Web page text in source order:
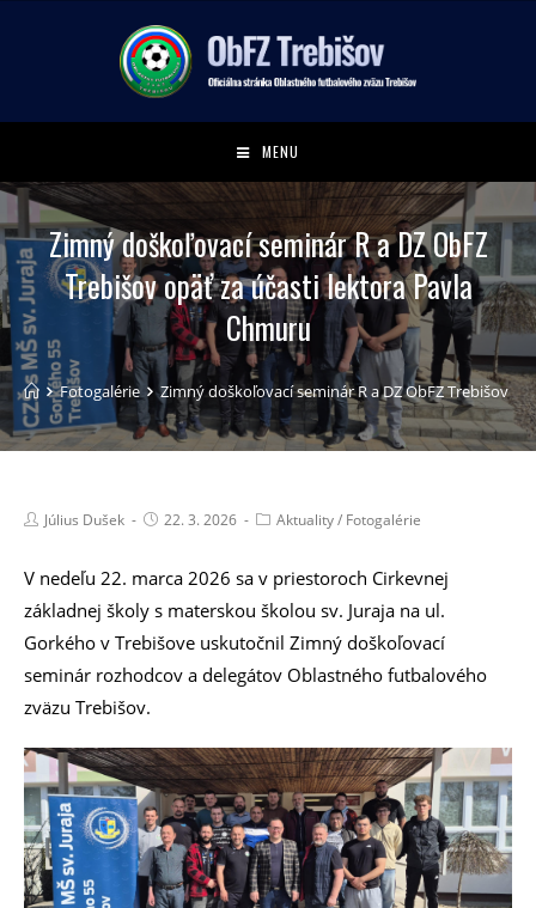
MENU
Zimný doškoľovací seminár R a DZ ObFZ
Trebišov opäť za účasti lektora Pavla
Chmuru
Fotogalérie Zimný doškoľovací seminár R a DZ ObFZ Trebišov
Július Dušek 22. 3. 2026 Aktuality/ Fotogalérie
V nedeľu 22. marca 2026 sa v priestoroch Cirkevnej
základnej školy s materskou školou sv. Juraja na ul.
Gorkého v Trebišove uskutočnil Zimný doškoľovací
seminár rozhodcov a delegátov Oblastného futbalového
zväzu Trebišov.